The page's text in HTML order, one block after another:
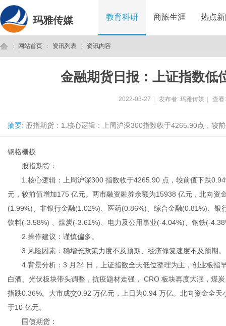
玛雅传媒 教育科研 商旅生涯 热点
网站首页 资讯列表 资讯内容
金融期货日报：上证指数低
2022-03-27 发布者: 玛雅传媒 查
摘要: 股指期货：1.核心逻辑：上周沪深300指数收于4265.90点，较
钢格栅板
股指期货：
1.核心逻辑：上周沪深300 指数收于4265.90 点，较前值下跌
元，较前值增加175 亿元。两市融资融券余额为15938 亿元，北向资
(1.99%)、非银行金融(1.02%)、医药(0.86%)、综合金融(0.81%)、
饮料(-3.58%) 、煤炭(-3.61%)、电力及公用事业(-4.04%)、钢铁(-
2.操作建议：谨慎偏多。
3.风险因素：稳增长政策力度不及预期、经济修复速度不及预期。
4.背景分析：3 月24 日，上证指数全天低位整理为主，创业板指
白酒、光伏板块带头调整，抗疫题材走强， CRO 板块再度大涨，煤
指跌0.36%。大市成交0.92 万亿元，上日为0.94 万亿。北向资金全
于10 亿元。
国债期货：